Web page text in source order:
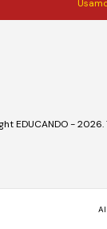
EDUCANDO -